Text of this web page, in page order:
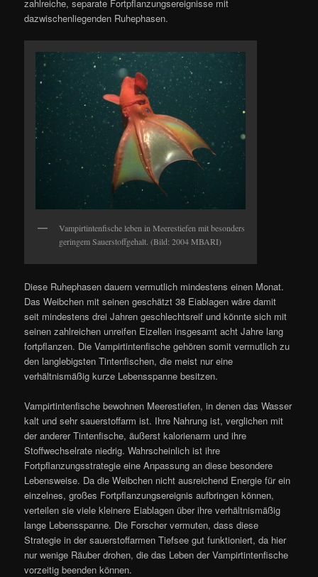
zahlreiche, separate Fortpflanzungsereignisse mit
dazwischenliegenden Ruhephasen.
Vampirtintenfische leben in Meerestiefen mit besonders
geringem Sauerstoffgehalt. (Bild: 2004 MBARI)
Diese Ruhephasen dauern vermutlich mindestens einen Monat.
Das Weibchen mit seinen geschätzt 38 Eiablagen wäre damit
seit mindestens drei Jahren geschlechtsreif und könnte sich mit
seinen zahlreichen unreifen Eizellen insgesamt acht Jahre lang
fortpflanzen. Die Vampirtintenfische gehören somit vermutlich zu
den langlebigsten Tintenfischen, die meist nur eine
verhältnismäßig kurze Lebensspanne besitzen.
Vampirtintenfische bewohnen Meerestiefen, in denen das Wasser
kalt und sehr sauerstoffarm ist. Ihre Nahrung ist, verglichen mit
der anderer Tintenfische, äußerst kalorienarm und ihre
Stoffwechselrate niedrig. Wahrscheinlich ist ihre
Fortpflanzungsstrategie eine Anpassung an diese besondere
Lebensweise. Da die Weibchen nicht ausreichend Energie für ein
einzelnes, großes Fortpflanzungsereignis aufbringen können,
verteilen sie viele kleinere Eiablagen über ihre verhältnismäßig
lange Lebensspanne. Die Forscher vermuten, dass diese
Strategie in der sauerstoffarmen Tiefsee gut funktioniert, da hier
nur wenige Räuber drohen, die das Leben der Vampirtintenfische
vorzeitig beenden können.